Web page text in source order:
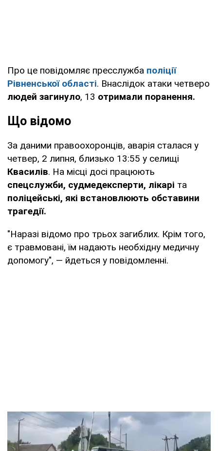
Про це повідомляє пресслужба поліції
Рівненської області. Внаслідок атаки четверо
людей загинуло, 13 отримали поранення.
Що відомо
За даними правоохоронців, аварія сталася у
четвер, 2 липня, близько 13:55 у селищі
Квасилів. На місці досі працюють
спецслужби, судмедексперти, лікарі та
поліцейські, які встановлюють обставини
трагедії.
"Наразі відомо про трьох загиблих. Крім того,
є травмовані, їм надають необхідну медичну
допомогу", — йдеться у повідомленні.